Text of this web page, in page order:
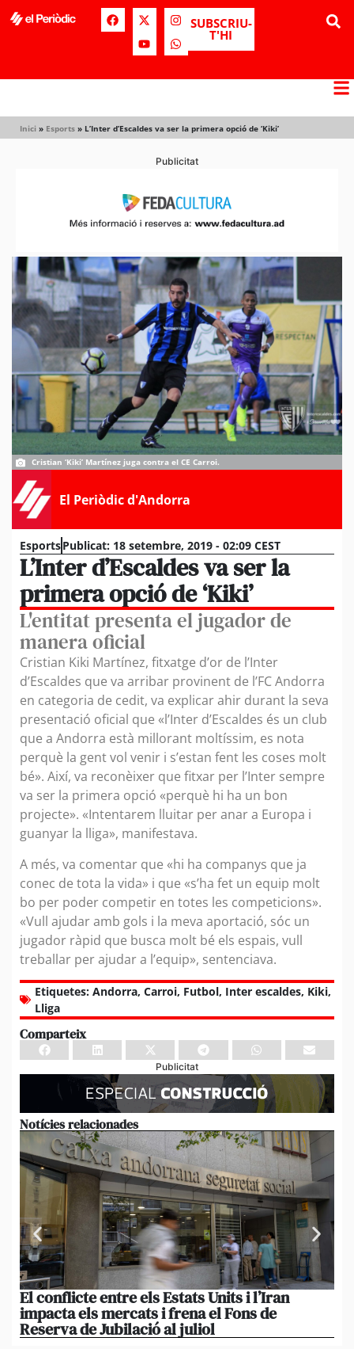
SUBSCRIU-
T'HI
Inici » Esports » L’Inter d’Escaldes va ser la primera opció de ‘Kiki’
Publicitat
Cristian ‘Kiki’ Martínez juga contra el CE Carroi.
El Periòdic d'Andorra
EsportsPublicat: 18 setembre, 2019 - 02:09 CEST
L’Inter d’Escaldes va ser la
primera opció de ‘Kiki’
L'entitat presenta el jugador de
manera oficial
Cristian Kiki Martínez, fitxatge d’or de l’Inter
d’Escaldes que va arribar provinent de l’FC Andorra
en categoria de cedit, va explicar ahir durant la seva
presentació oficial que «l’Inter d’Escaldes és un club
que a Andorra està millorant moltíssim, es nota
perquè la gent vol venir i s’estan fent les coses molt
bé». Així, va reconèixer que fitxar per l’Inter sempre
va ser la primera opció «perquè hi ha un bon
projecte». «Intentarem lluitar per anar a Europa i
guanyar la lliga», manifestava.
A més, va comentar que «hi ha companys que ja
conec de tota la vida» i que «s’ha fet un equip molt
bo per poder competir en totes les competicions».
«Vull ajudar amb gols i la meva aportació, sóc un
jugador ràpid que busca molt bé els espais, vull
treballar per ajudar a l’equip», sentenciava.
Etiquetes: Andorra, Carroi, Futbol, Inter escaldes, Kiki,
Lliga
Comparteix
Publicitat
Notícies relacionades
El conflicte entre els Estats Units i l’Iran
impacta els mercats i frena el Fons de
Reserva de Jubilació al juliol